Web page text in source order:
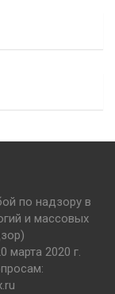
по надзору в
и массовых
2020 г.